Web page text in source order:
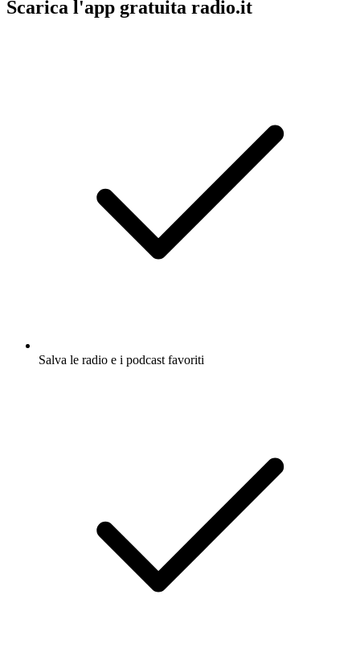
Scarica l'app gratuita radio.it
Salva le radio e i podcast favoriti